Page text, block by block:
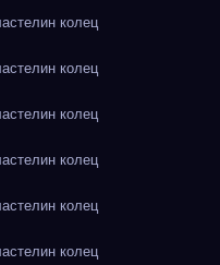
колец
колец
колец
колец
колец
колец